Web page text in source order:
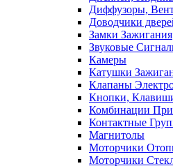
Диффузоры,
Доводчики
Замки Зажигания
Звуковые
Камеры
Катушки
Клапаны
Кнопки,
Комбинации
Контактные
Магнитолы
Моторчики
Моторчики